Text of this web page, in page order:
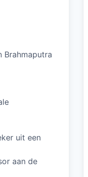
Brahmaputra
uit een
aan de